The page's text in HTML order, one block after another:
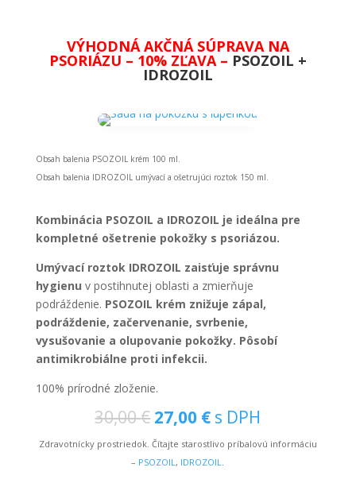
VÝHODNÁ AKČNÁ SÚPRAVA NA
PSORIÁZU – 10% ZĽAVA – PSOZOIL +
IDROZOIL
Obsah balenia PSOZOIL krém 100 ml.
Obsah balenia IDROZOIL umývací a ošetrujúci roztok 150 ml.
Kombinácia PSOZOIL a IDROZOIL je ideálna pre
kompletné ošetrenie pokožky s psoriázou.
Umývací roztok IDROZOIL zaisťuje správnu
hygienu v postihnutej oblasti a zmierňuje
podráždenie. PSOZOIL krém znižuje zápal,
podráždenie, začervenanie, svrbenie,
vysušovanie a olupovanie pokožky. Pôsobí
antimikrobiálne proti infekcii.
100% prírodné zloženie.
30,00€Original
price
was:
30,00 €.
27,00 €Current
is:
27,00 €.
s DPH
Zdravotnícky prostriedok. Čítajte starostlivo príbalovú informáciu
– PSOZOIL, IDROZOIL.